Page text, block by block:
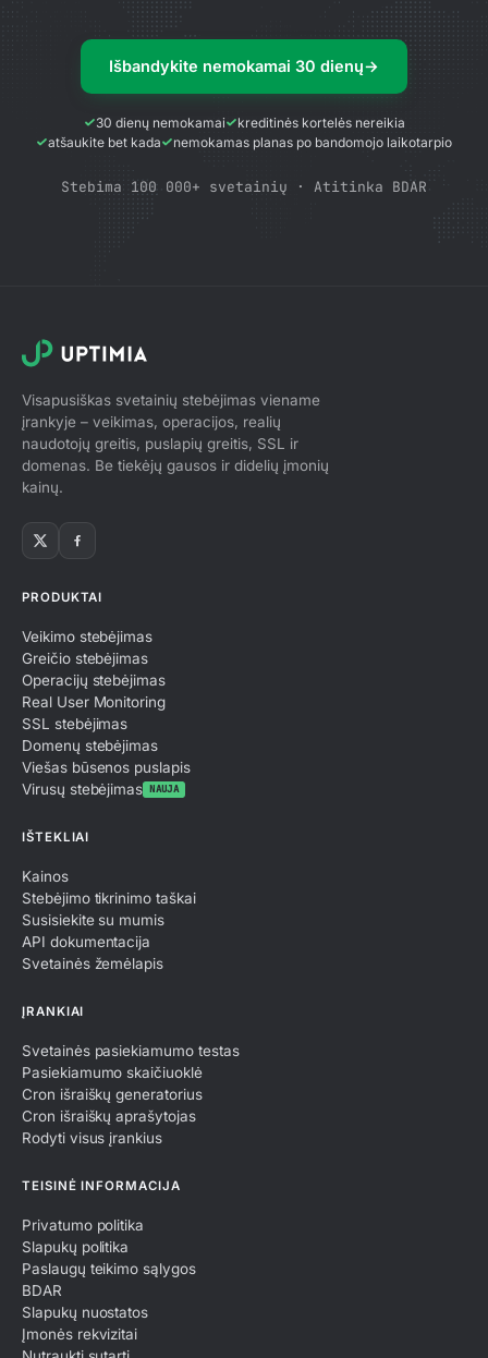
DETECTED FROM 3 OF 3 CHECKPOINTS
🇺🇸
// HTTP response · headers
Išbandykite nemokamai 30 dienų→
30 dienų nemokamai
kreditinės kortelės nereikia
atšaukite bet kada
nemokamas planas po bandomojo laikotarpio
Stebima 100 000+ svetainių · Atitinka BDAR
Visapusiškas svetainių stebėjimas viename
įrankyje – veikimas, operacijos, realių
naudotojų greitis, puslapių greitis, SSL ir
domenas. Be tiekėjų gausos ir didelių įmonių
kainų.
PRODUKTAI
Veikimo stebėjimas
Greičio stebėjimas
Operacijų stebėjimas
Real User Monitoring
SSL stebėjimas
Domenų stebėjimas
Viešas būsenos puslapis
Virusų stebėjimas NAUJA
IŠTEKLIAI
Kainos
Stebėjimo tikrinimo taškai
Susisiekite su mumis
API dokumentacija
Svetainės žemėlapis
ĮRANKIAI
Svetainės pasiekiamumo testas
Pasiekiamumo skaičiuoklė
Cron išraiškų generatorius
Cron išraiškų aprašytojas
Rodyti visus įrankius
TEISINĖ INFORMACIJA
Privatumo politika
Slapukų politika
Paslaugų teikimo sąlygos
BDAR
Slapukų nuostatos
Įmonės rekvizitai